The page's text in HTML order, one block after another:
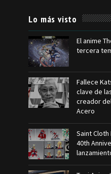
Lo más visto
El anime
tercera
Fallece
clave de
creador
Acero
Saint Cloth
40th